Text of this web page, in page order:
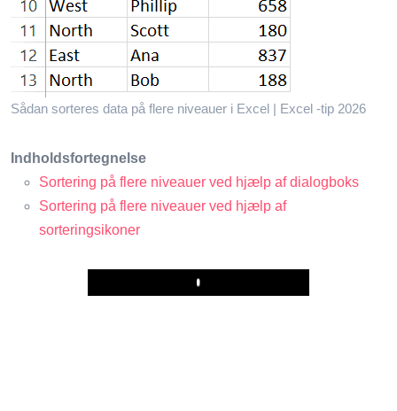
Sådan sorteres data på flere niveauer i Excel | Excel -tip 2026
Indholdsfortegnelse
Sortering på flere niveauer ved hjælp af dialogboks
Sortering på flere niveauer ved hjælp af
sorteringsikoner
Play